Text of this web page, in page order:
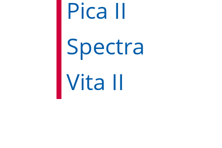
Pica II
Spectra
Vita II